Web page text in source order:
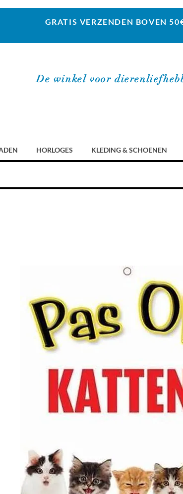
GRATIS VERZENDEN BOVEN
De winkel voor
HORLOGES KLEDING & SCHOENEN